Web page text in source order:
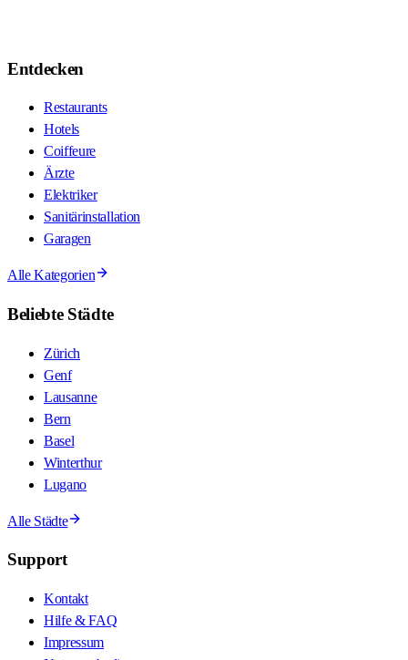
Entdecken
Restaurants
Hotels
Coiffeure
Ärzte
Elektriker
Sanitärinstallation
Garagen
Alle Kategorien
Beliebte Städte
Zürich
Genf
Lausanne
Bern
Basel
Winterthur
Lugano
Alle Städte
Support
Kontakt
Hilfe & FAQ
Impressum